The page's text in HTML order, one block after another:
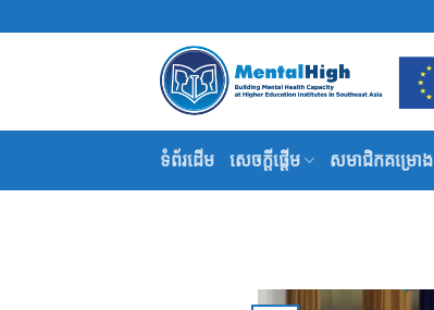
ទំព័រដើម សេចក្តីផ្តើម សមាជិកគម្រោង